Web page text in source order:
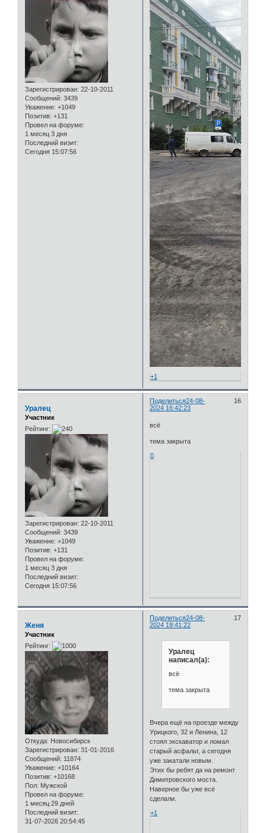
Зарегистрирован: 22-10-2011
Сообщений: 3439
Уважение: +1049
Позитив: +131
Провел на форуме:
1 месяц 3 дня
Последний визит:
Сегодня 15:07:56
+1
Поделиться 16
24-08-
2024 16:42:23
Уралец
Участник
Рейтинг:
Зарегистрирован: 22-10-2011
Сообщений: 3439
Уважение: +1049
Позитив: +131
Провел на форуме:
1 месяц 3 дня
Последний визит:
Сегодня 15:07:56
всё
тема закрыта
0
Поделиться 17
24-08-
2024 19:41:22
Женя
Участник
Рейтинг:
Откуда: Новосибирск
Зарегистрирован: 31-01-2016
Сообщений: 11874
Уважение: +10164
Позитив: +10168
Пол: Мужской
Провел на форуме:
1 месяц 29 дней
Последний визит:
31-07-2026 20:54:45
Уралец
написал(а):
всё
тема закрыта
Вчера ещё на проезде между
Урицкого, 32 и Ленина, 12
стоял экскаватор и ломал
старый асфальт, а сегодня
уже закатали новым.
Этих бы ребят да на ремонт
Димитровского моста.
Наверное бы уже всё
сделали.
+1